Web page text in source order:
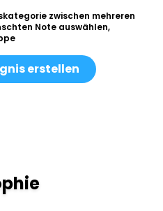
zwischen mehreren
Note auswählen,
erstellen